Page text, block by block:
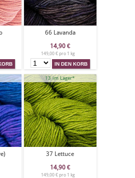
66 Lavanda
14,90 €
149,00 € pro 1 kg
13 im Lager*
37 Lettuce
14,90 €
149,00 € pro 1 kg